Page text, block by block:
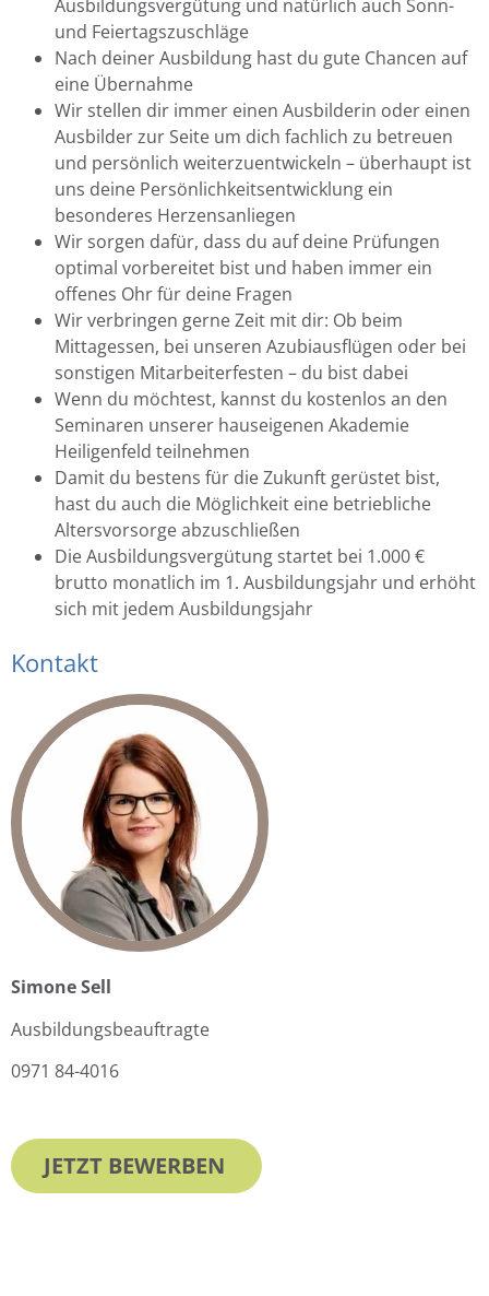
Ausbildungsvergütung und natürlich auch Sonn-
und Feiertagszuschläge
Nach deiner Ausbildung hast du gute Chancen auf
eine Übernahme
Wir stellen dir immer einen Ausbilderin oder einen
Ausbilder zur Seite um dich fachlich zu betreuen
und persönlich weiterzuentwickeln – überhaupt ist
uns deine Persönlichkeitsentwicklung ein
besonderes Herzensanliegen
Wir sorgen dafür, dass du auf deine Prüfungen
optimal vorbereitet bist und haben immer ein
offenes Ohr für deine Fragen
Wir verbringen gerne Zeit mit dir: Ob beim
Mittagessen, bei unseren Azubiausflügen oder bei
sonstigen Mitarbeiterfesten – du bist dabei
Wenn du möchtest, kannst du kostenlos an den
Seminaren unserer hauseigenen Akademie
Heiligenfeld teilnehmen
Damit du bestens für die Zukunft gerüstet bist,
hast du auch die Möglichkeit eine betriebliche
Altersvorsorge abzuschließen
Die Ausbildungsvergütung startet bei 1.000 €
brutto monatlich im 1. Ausbildungsjahr und erhöht
sich mit jedem Ausbildungsjahr
Kontakt
Simone Sell
Ausbildungsbeauftragte
0971 84-4016
JETZT BEWERBEN